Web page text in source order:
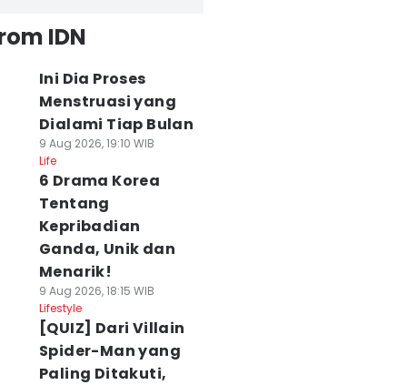
IDN
Ini Dia Proses
Menstruasi yang
Dialami Tiap Bulan
9 Aug 2026, 19:10 WIB
Life
6 Drama Korea
Tentang
Kepribadian
Ganda, Unik dan
Menarik!
9 Aug 2026, 18:15 WIB
Lifestyle
[QUIZ] Dari Villain
Spider-Man yang
Paling Ditakuti,